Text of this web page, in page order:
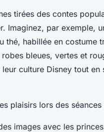
tirées des contes
Imaginez, par exemple,
thé, habillée en costume
bleues, vertes et
culture Disney tout en
plaisirs lors des
images avec les